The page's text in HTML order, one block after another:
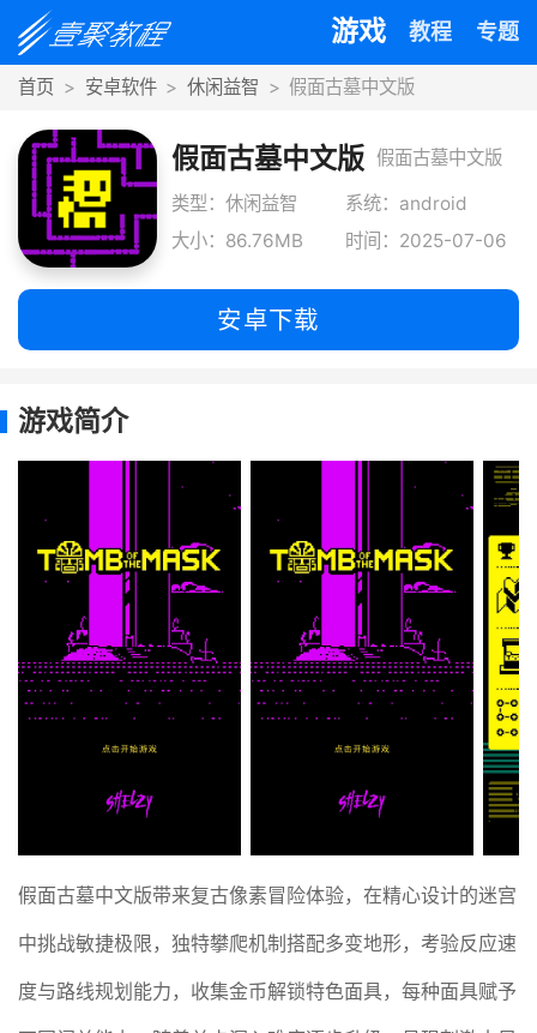
游戏 教程 专题
首页 安卓软件 休闲益智 假面古墓中文版
假面古墓中文版 假面古墓中文版
带来复古像素冒
险体验，在精心
设计的迷宫中挑
类型：休闲益智
系统：android
大小：86.76MB
时间：2025-07-06
安卓下载
游戏简介
假面古墓中文版带来复古像素冒险体验，在精心设计的迷宫
中挑战敏捷极限，独特攀爬机制搭配多变地形，考验反应速
度与路线规划能力，收集金币解锁特色面具，每种面具赋予